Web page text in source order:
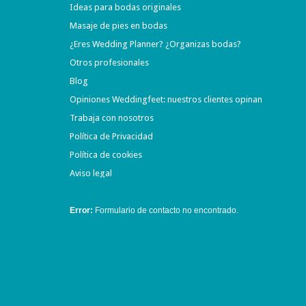
Ideas para bodas originales
Masaje de pies en bodas
¿Eres Wedding Planner? ¿Organizas bodas?
Otros profesionales
Blog
Opiniones Weddingfeet: nuestros clientes opinan
Trabaja con nosotros
Política de Privacidad
Política de cookies
Aviso legal
Error: Formulario de contacto no encontrado.